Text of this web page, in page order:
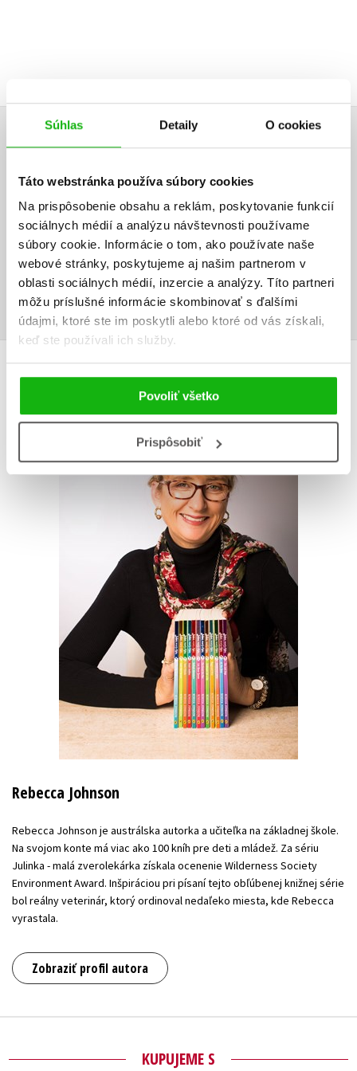
Súhlas Detaily O cookies
Táto webstránka používa súbory cookies
Na prispôsobenie obsahu a reklám, poskytovanie funkcií
sociálnych médií a analýzu návštevnosti používame
súbory cookie. Informácie o tom, ako používate naše
webové stránky, poskytujeme aj našim partnerom v
oblasti sociálnych médií, inzercie a analýzy. Títo partneri
môžu príslušné informácie skombinovať s ďalšími
údajmi, ktoré ste im poskytli alebo ktoré od vás získali,
keď ste používali ich služby.
Povoliť všetko
Prispôsobiť
UŽIVATEĽSKÁ RECENZIA
Žiadne užívateľské hodnotenia nie sú dostupné.
Vaše hodnotenie
Používateľskú recenziu môžu vkladať len registrovaní užívatelia
Prihlásiť
AUTOR KNIHY
Rebecca Johnson
Rebecca Johnson je austrálska autorka a učiteľka na základnej škole.
Na svojom konte má viac ako 100 kníh pre deti a mládež. Za sériu
Julinka - malá zverolekárka získala ocenenie Wilderness Society
Environment Award. Inšpiráciou pri písaní tejto obľúbenej knižnej série
bol reálny veterinár, ktorý ordinoval nedaľeko miesta, kde Rebecca
vyrastala.
Zobraziť profil autora
KUPUJEME S